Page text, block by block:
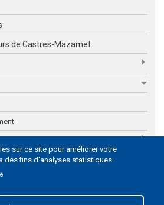
sur ce site pour améliorer votre
des fins d'analyses statistiques.
de Castres-Mazamet